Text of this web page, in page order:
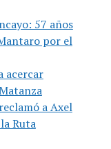
57 años
por el
acercar
a Axel
Ruta